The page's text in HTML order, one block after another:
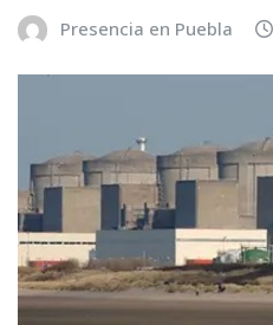
Presencia en Puebla